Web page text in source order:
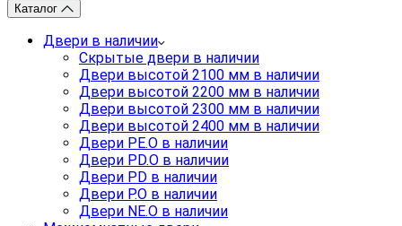
Каталог
Двери в наличии
Скрытые двери в наличии
Двери высотой 2100 мм в наличии
Двери высотой 2200 мм в наличии
Двери высотой 2300 мм в наличии
Двери высотой 2400 мм в наличии
Двери PE.O в наличии
Двери PD.O в наличии
Двери PD в наличии
Двери P.O в наличии
Двери NE.O в наличии